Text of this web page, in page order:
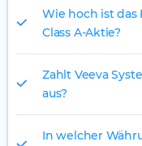
Wie hoch ist das
Class A-Aktie?
Zahlt Veeva
aus?
In welcher